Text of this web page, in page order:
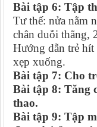
Bài tập 6: Tập
Tư thế: nửa nằm
chân duỗi thẳng,
Hướng dẫn trẻ
xẹp xuống.
Bài tập 7: Cho
Bài tập 8: Tăng
thao.
Bài tập 9: Tập